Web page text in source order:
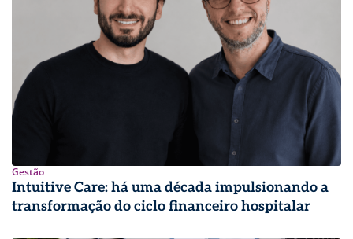
Gestão
Intuitive Care: há uma década impulsionando a
transformação do ciclo financeiro hospitalar